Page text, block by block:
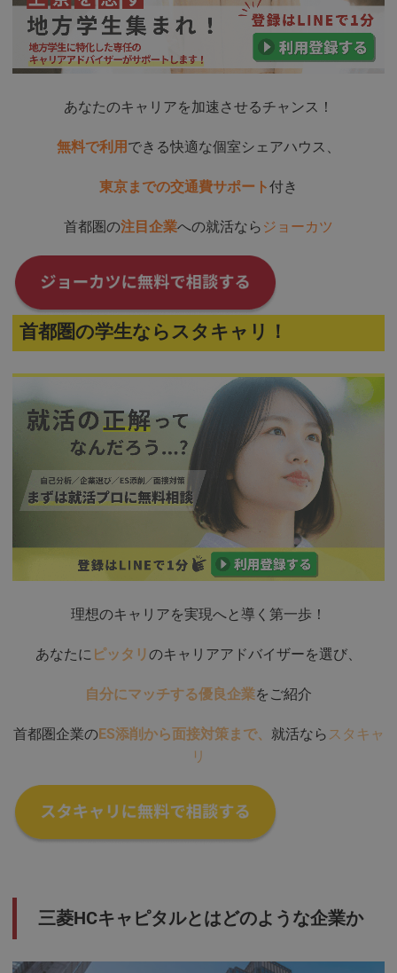
あなたのキャリアを加速させるチャンス！
無料で利用 できる快適な個室シェアハウス、
東京までの交通費サポート付き
首都圏の注目企業への就活なら ジョーカツ
首都圏の学生ならスタキャリ！
理想のキャリアを実現へと導く第一歩！
あなたに ピッタリのキャリアアドバイザーを選び、
自分にマッチする優良企業をご紹介
首都圏企業のES添削から面接対策まで、 就活なら スタキャ
リ
三菱HCキャピタルとはどのような企業か